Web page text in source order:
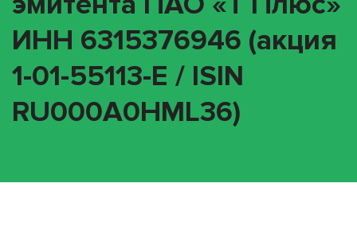
ИНН 6315376946 (акция
1-01-55113-E / ISIN
RU000A0HML36)